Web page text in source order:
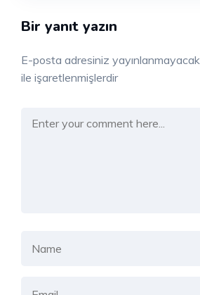
Bir yanıt yazın
E-posta adresiniz yayınlanmayacak.
ile işaretlenmişlerdir